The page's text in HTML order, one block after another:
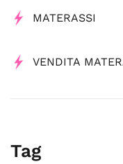
MATERASSI
VENDITA
Tag